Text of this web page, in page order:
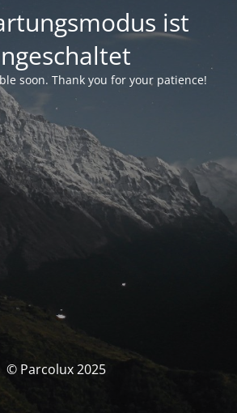
ist
soon. Thank you for your patience!
© Parcolux 2025